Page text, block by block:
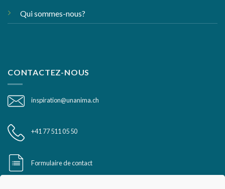
Qui sommes-nous?
CONTACTEZ-NOUS
inspiration@unanima.ch
+41 77 511 05 50
Formulaire de contact